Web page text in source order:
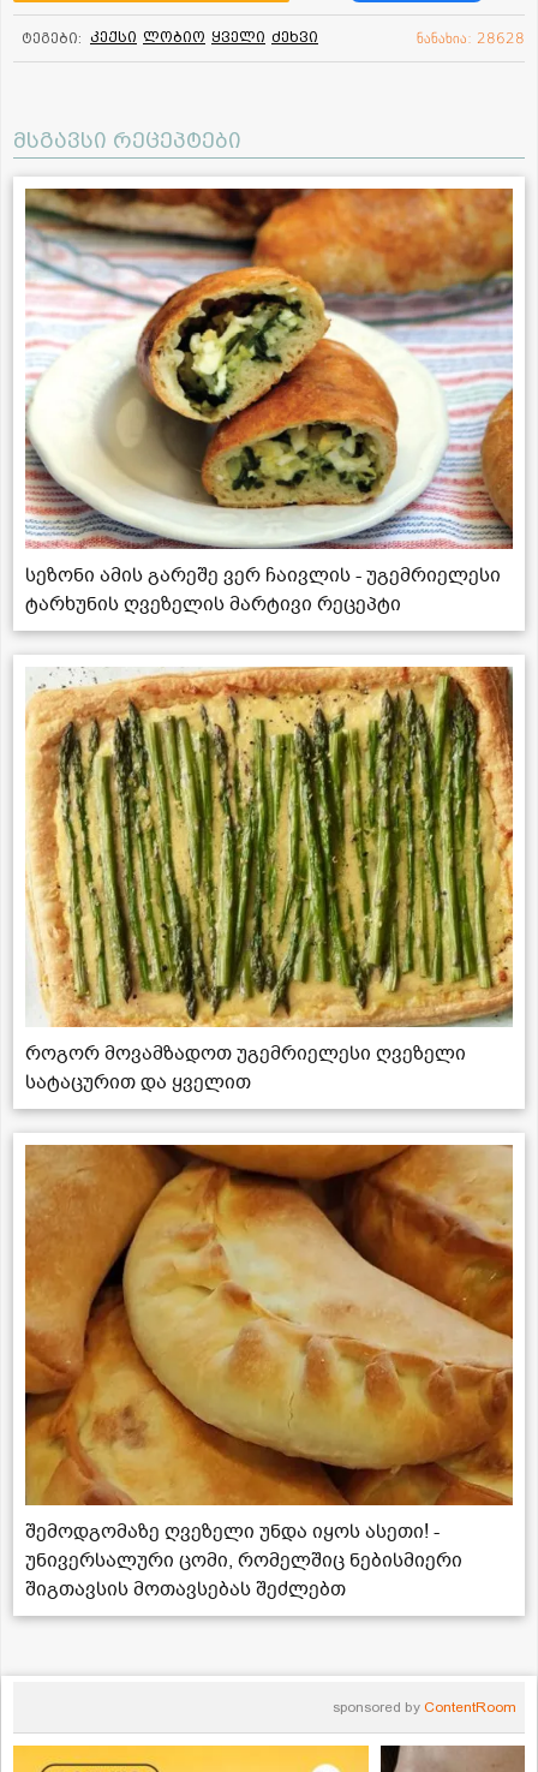
ტეგები: კექსი ლობიო ყველი ძეხვი ნანახია: 28628
მსგავსი რეცეპტები
სეზონი ამის გარეშე ვერ ჩაივლის - უგემრიელესი
ტარხუნის ღვეზელის მარტივი რეცეპტი
როგორ მოვამზადოთ უგემრიელესი ღვეზელი
სატაცურით და ყველით
შემოდგომაზე ღვეზელი უნდა იყოს ასეთი! -
უნივერსალური ცომი, რომელშიც ნებისმიერი
შიგთავსის მოთავსებას შეძლებთ
sponsored by ContentRoom